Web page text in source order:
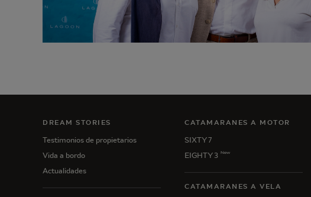
DREAM STORIES
Testimonios de propietarios
Vida a bordo
Actualidades
CATAMARANES A MOTOR
SIXTY 7
EIGHTY 3 New
CATAMARANES A VELA